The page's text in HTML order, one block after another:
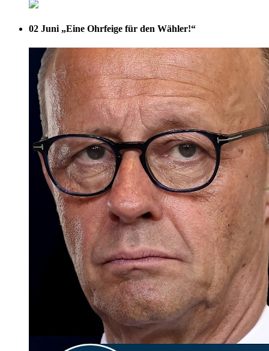
02 Juni„Eine Ohrfeige für den Wähler!“